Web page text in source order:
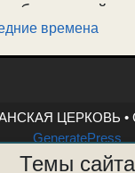
тебя великий
и
в
времена
ЦЕРКОВЬ •
GeneratePress
Темы сайта